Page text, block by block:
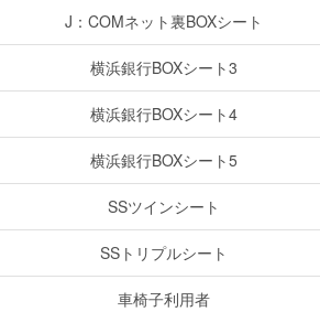
J：COMネット裏BOXシート
横浜銀行BOXシート3
横浜銀行BOXシート4
横浜銀行BOXシート5
SSツインシート
SSトリプルシート
車椅子利用者